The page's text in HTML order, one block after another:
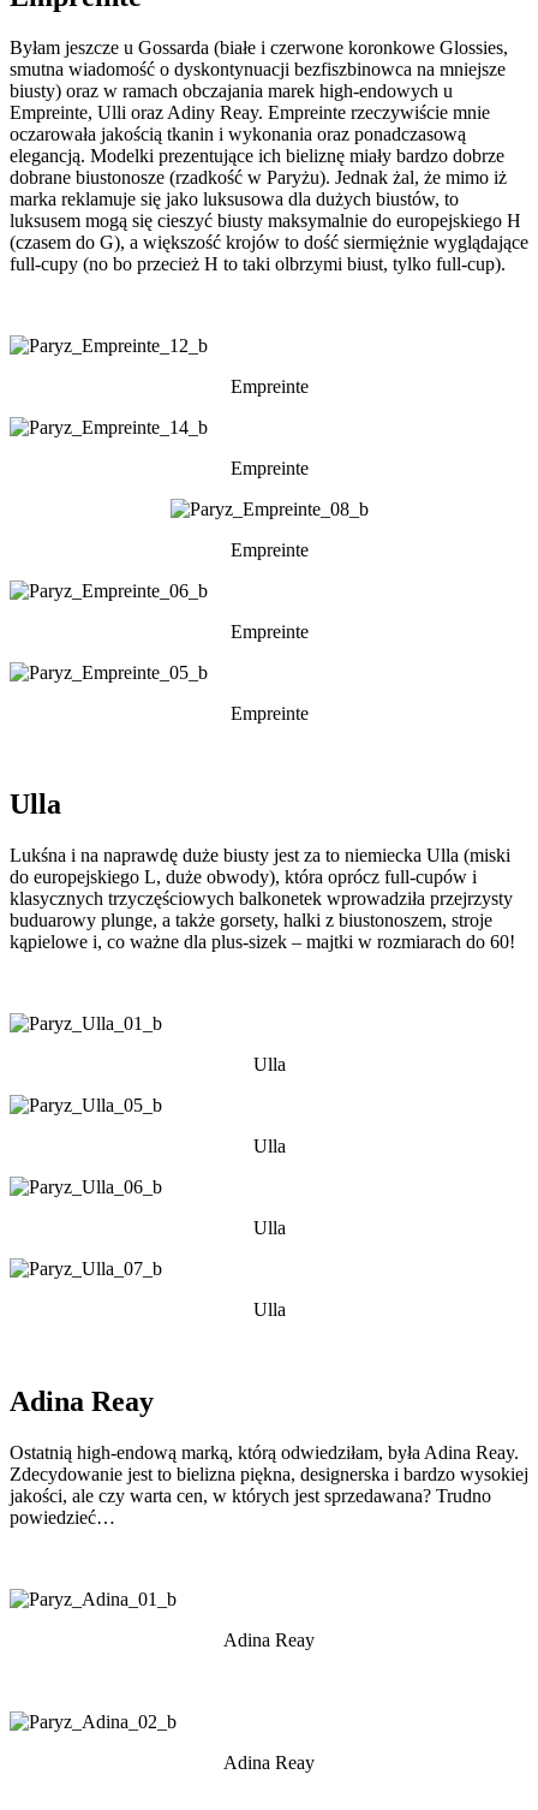
Byłam jeszcze u Gossarda (białe i czerwone koronkowe Glossies,
smutna wiadomość o dyskontynuacji bezfiszbinowca na mniejsze
biusty) oraz w ramach obczajania marek high-endowych u
Empreinte, Ulli oraz Adiny Reay. Empreinte rzeczywiście mnie
oczarowała jakością tkanin i wykonania oraz ponadczasową
elegancją. Modelki prezentujące ich bieliznę miały bardzo dobrze
dobrane biustonosze (rzadkość w Paryżu). Jednak żal, że mimo iż
marka reklamuje się jako luksusowa dla dużych biustów, to
luksusem mogą się cieszyć biusty maksymalnie do europejskiego H
(czasem do G), a większość krojów to dość siermiężnie wyglądające
full-cupy (no bo przecież H to taki olbrzymi biust, tylko full-cup).
Empreinte
Empreinte
Empreinte
Empreinte
Empreinte
Ulla
Lukśna i na naprawdę duże biusty jest za to niemiecka Ulla (miski
do europejskiego L, duże obwody), która oprócz full-cupów i
klasycznych trzyczęściowych balkonetek wprowadziła przejrzysty
buduarowy plunge, a także gorsety, halki z biustonoszem, stroje
kąpielowe i, co ważne dla plus-sizek – majtki w rozmiarach do 60!
Ulla
Ulla
Ulla
Ulla
Adina Reay
Ostatnią high-endową marką, którą odwiedziłam, była Adina Reay.
Zdecydowanie jest to bielizna piękna, designerska i bardzo wysokiej
jakości, ale czy warta cen, w których jest sprzedawana? Trudno
powiedzieć…
Adina Reay
Adina Reay